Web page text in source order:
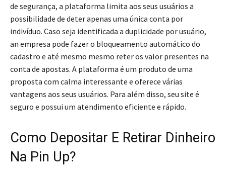
de segurança, a plataforma limita aos seus usuários a
possibilidade de deter apenas uma única conta por
indivíduo. Caso seja identificada a duplicidade por usuário,
an empresa pode fazer o bloqueamento automático do
cadastro e até mesmo mesmo reter os valor presentes na
conta de apostas. A plataforma é um produto de uma
proposta com calma interessante e oferece várias
vantagens aos seus usuários. Para além disso, seu site é
seguro e possui um atendimento eficiente e rápido.
Como Depositar E Retirar Dinheiro
Na Pin Up?